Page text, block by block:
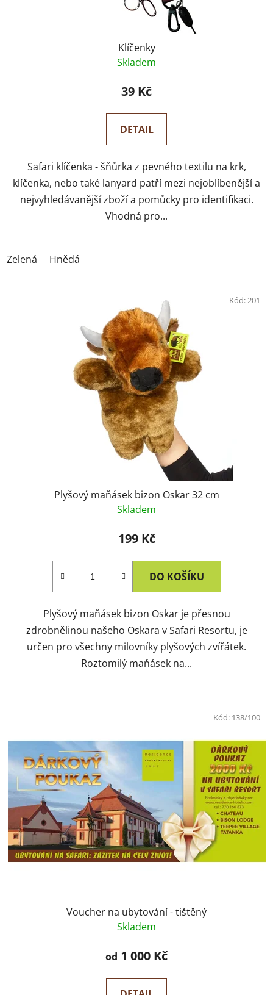
Klíčenky
Skladem
39 Kč
DETAIL
Safari klíčenka - šňůrka z pevného textilu na krk,
klíčenka, nebo také lanyard patří mezi nejoblíbenější a
nejvyhledávanější zboží a pomůcky pro identifikaci.
Vhodná pro...
Zelená Hnědá
Plyšový maňásek bizon Oskar 32 cm
Skladem
199 Kč
DO KOŠÍKU
Plyšový maňásek bizon Oskar je přesnou
zdrobnělinou našeho Oskara v Safari Resortu, je
určen pro všechny milovníky plyšových zvířátek.
Roztomilý maňásek na...
Kód:201
Voucher na ubytování - tištěný
Skladem
od 1 000 Kč
Kód: 138/100